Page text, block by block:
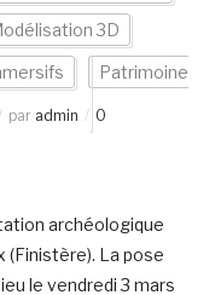
3D
Patrimoine
par admin
0
archéologique
(Finistère). La pose
le vendredi 3 mars